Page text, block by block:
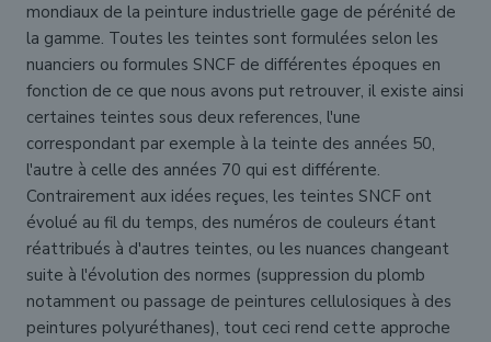
mondiaux de la peinture industrielle gage de pérénité de
la gamme. Toutes les teintes sont formulées selon les
nuanciers ou formules SNCF de différentes époques en
fonction de ce que nous avons put retrouver, il existe ainsi
certaines teintes sous deux references, l'une
correspondant par exemple à la teinte des années 50,
l'autre à celle des années 70 qui est différente.
Contrairement aux idées reçues, les teintes SNCF ont
évolué au fil du temps, des numéros de couleurs étant
réattribués à d'autres teintes, ou les nuances changeant
suite à l'évolution des normes (suppression du plomb
notamment ou passage de peintures cellulosiques à des
peintures polyuréthanes), tout ceci rend cette approche